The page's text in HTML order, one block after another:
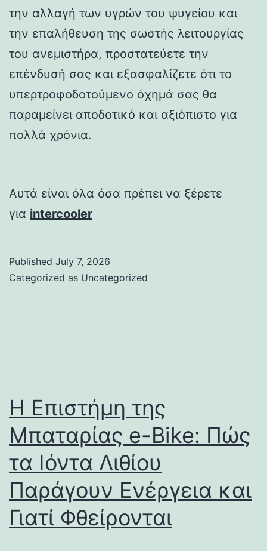
την αλλαγή των υγρών του ψυγείου και
την επαλήθευση της σωστής λειτουργίας
του ανεμιστήρα, προστατεύετε την
επένδυσή σας και εξασφαλίζετε ότι το
υπερτροφοδοτούμενο όχημά σας θα
παραμείνει αποδοτικό και αξιόπιστο για
πολλά χρόνια.
Αυτά είναι όλα όσα πρέπει να ξέρετε
για intercooler
Published July 7, 2026
Categorized as Uncategorized
Η Επιστήμη της
Μπαταρίας e-Bike: Πώς
τα Ιόντα Λιθίου
Παράγουν Ενέργεια και
Γιατί Φθείρονται